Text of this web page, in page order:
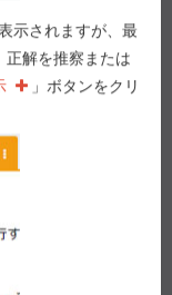
示されますが、最
正解を推察または
」ボタンをクリ
る可能性が懸念
においても感染
表の結果を得
っている